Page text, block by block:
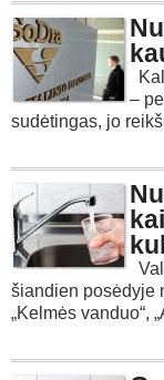
–
sudėtingas, jo
šiandien posėdyje
„Kelmės vanduo“,